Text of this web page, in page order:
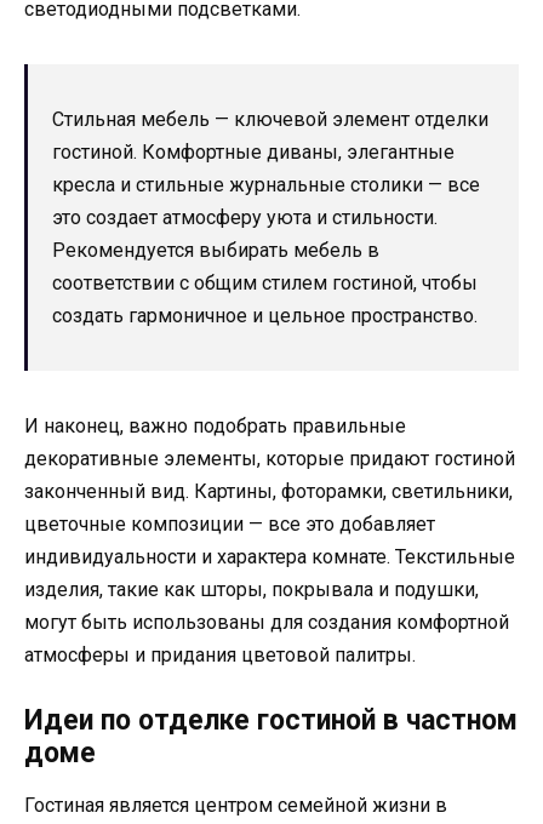
светодиодными подсветками.
Стильная мебель — ключевой элемент отделки
гостиной. Комфортные диваны, элегантные
кресла и стильные журнальные столики — все
это создает атмосферу уюта и стильности.
Рекомендуется выбирать мебель в
соответствии с общим стилем гостиной, чтобы
создать гармоничное и цельное пространство.
И наконец, важно подобрать правильные
декоративные элементы, которые придают гостиной
законченный вид. Картины, фоторамки, светильники,
цветочные композиции — все это добавляет
индивидуальности и характера комнате. Текстильные
изделия, такие как шторы, покрывала и подушки,
могут быть использованы для создания комфортной
атмосферы и придания цветовой палитры.
Идеи по отделке гостиной в частном
доме
Гостиная является центром семейной жизни в